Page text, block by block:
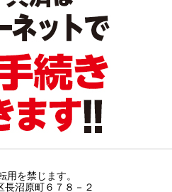
用を禁じます。
長沼原町６７８－２